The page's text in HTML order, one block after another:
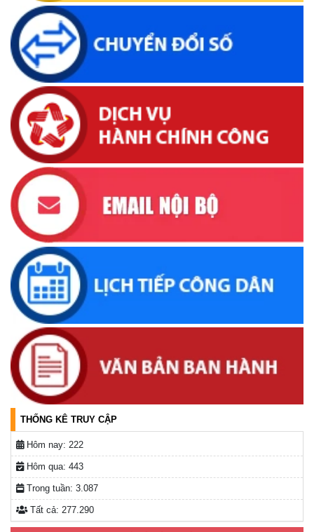
Lịch tiếp công dân định kỳ của Thường trực HĐND xã tháng
05 năm 2026
(22/05/2026, 16:40)
Lịch tiếp công dân của Chủ tịch UBND xã Krông Bông trong
tháng 05/2026
(26/05/2026, 15:43)
Lịch tiếp công dân định kỳ của Chủ tịch Ủy ban nhân dân xã
Krông Bông tháng 04 năm 2026
(16/04/2026, 17:00)
UBND xã thông báo tìm đối tượng, chủ sở hữu tang vật,
phương tiện liên quan đến vụ việc khai thác cát trái phép
(31/03/2026, 16:52)
Thông báo về việc tìm chủ sở hữu, người quản lý hợp pháp
đối với động vật đi lạc
(19/03/2026, 16:51)
Lịch tiếp công dân của Chủ tịch UBND xã trong tháng
03/2026
(04/03/2026, 16:50)
THỐNG KÊ TRUY CẬP
Hôm nay: 222
Hôm qua: 443
Trong tuần: 3.087
Tất cả: 277.290